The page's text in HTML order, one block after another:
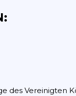
des Vereinigten